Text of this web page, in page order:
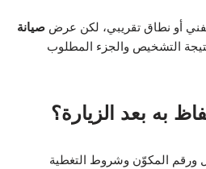
أو نطاق تقريبي، لكن عرض صيانة
التشخيص والجزء المطلوب
به بعد الزيارة؟
ورقم المكوّن وشروط التغطية